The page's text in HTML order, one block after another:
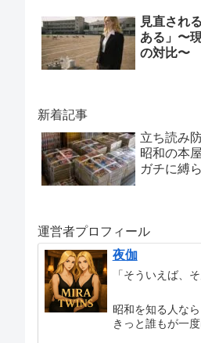
見直され
ある」〜
の対比〜
新着記事
立ち読み
昭和の本
ガチに縛
運営者プロフィール
夜伽
「そういえば、
昭和を知る人なら
きっと誰もが一